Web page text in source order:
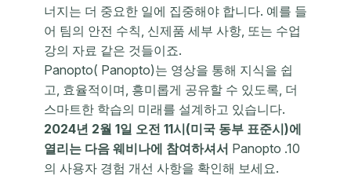
너지는 더 중요한 일에 집중해야 합니다. 예를 들
어 팀의 안전 수칙, 신제품 세부 사항, 또는 수업
강의 자료 같은 것들이죠.
Panopto( Panopto)는 영상을 통해 지식을 쉽
고, 효율적이며, 흥미롭게 공유할 수 있도록, 더
스마트한 학습의 미래를 설계하고 있습니다.
2024년 2월 1일 오전 11시(미국 동부 표준시)에
열리는 다음 웨비나에 참여하셔서 Panopto .10
의 사용자 경험 개선 사항을 확인해 보세요.